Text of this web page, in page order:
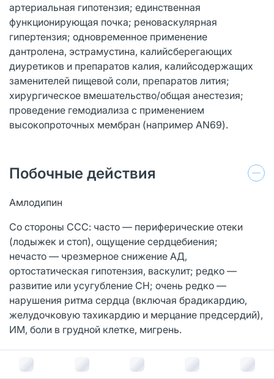
артериальная гипотензия; единственная
функционирующая почка; реноваскулярная
гипертензия; одновременное применение
дантролена, эстрамустина, калийсберегающих
диуретиков и препаратов калия, калийсодержащих
заменителей пищевой соли, препаратов лития;
хирургическое вмешательство/общая анестезия;
проведение гемодиализа с применением
высокопроточных мембран (например AN69).
Побочные действия
Амлодипин
Со стороны ССС: часто — периферические отеки
(лодыжек и стоп), ощущение сердцебиения;
нечасто — чрезмерное снижение АД,
ортостатическая гипотензия, васкулит; редко —
развитие или усугубление СН; очень редко —
нарушения ритма сердца (включая брадикардию,
желудочковую тахикардию и мерцание предсердий),
ИМ, боли в грудной клетке, мигрень.
Со стороны опорно-двигательного аппарата и
соединительной ткани: нечасто — артралгия,